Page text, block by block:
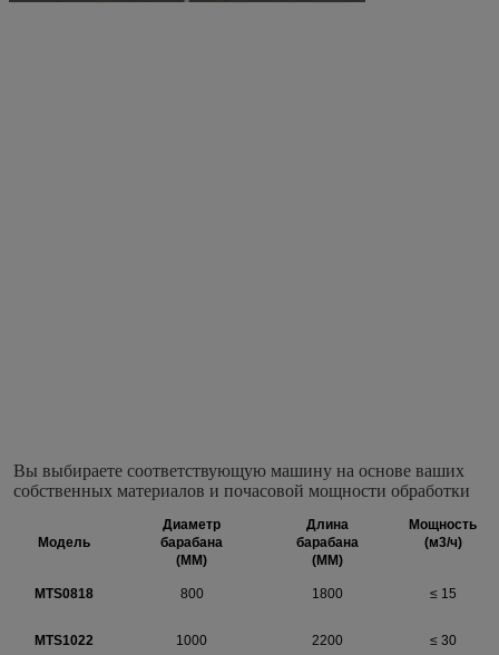
Вы выбираете соответствующую машину на основе ваших
собственных материалов и почасовой мощности обработки
Модель
Диаметр
барабана
(MM)
Длина
барабана
(MM)
Мощность
(м3/ч)
MTS0818 800 1800 ≤ 15
MTS1022 1000 2200 ≤ 30